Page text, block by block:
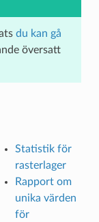
du kan gå
översatt
Statistik för
rasterlager
Rapport om
unika värden
för